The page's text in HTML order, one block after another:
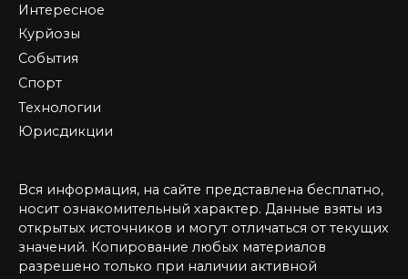
Интересное
Курйозы
События
Спорт
Технологии
Юрисдикции
Вся информация, на сайте представлена бесплатно,
носит ознакомительный характер. Данные взяты из
открытых источников и могут отличаться от текущих
значений. Копирование любых материалов
разрешено только при наличии активной